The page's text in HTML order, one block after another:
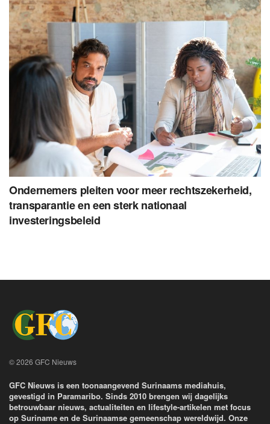
Ondernemers pleiten voor meer rechtszekerheid,
transparantie en een sterk nationaal
investeringsbeleid
© 2026 GFC Nieuws
GFC Nieuws is een toonaangevend Surinaams mediahuis,
gevestigd in Paramaribo. Sinds 2010 brengen wij dagelijks
betrouwbaar nieuws, actualiteiten en lifestyle-artikelen met focus
op Suriname en de Surinaamse gemeenschap wereldwijd. Onze